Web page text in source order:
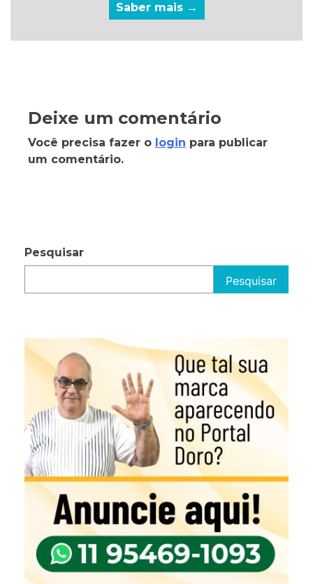
Saber mais →
Deixe um comentário
Você precisa fazer o login para publicar
um comentário.
Pesquisar
Pesquisar